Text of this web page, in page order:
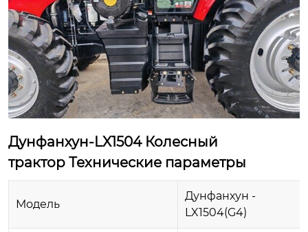
Дунфанхун-LX1504 Колесный
трактор Технические параметры
Модель
Дунфанхун -
LX1504(G4)